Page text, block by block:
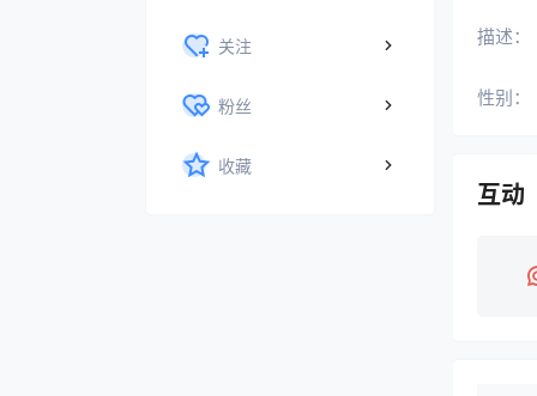
关注
粉丝
收藏
描述：
性别：
互动